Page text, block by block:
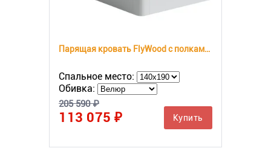
Парящая кровать FlyWood с полками (береза)
Спальное место:
Обивка:
205 590 ₽
113 075 ₽ Купить